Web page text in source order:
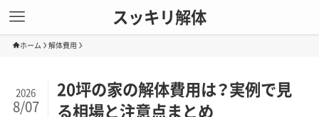
スッキリ解体
ホーム 解体費用
20坪の家の解体費用は？実例で見
る相場と注意点まとめ
2026
8/07